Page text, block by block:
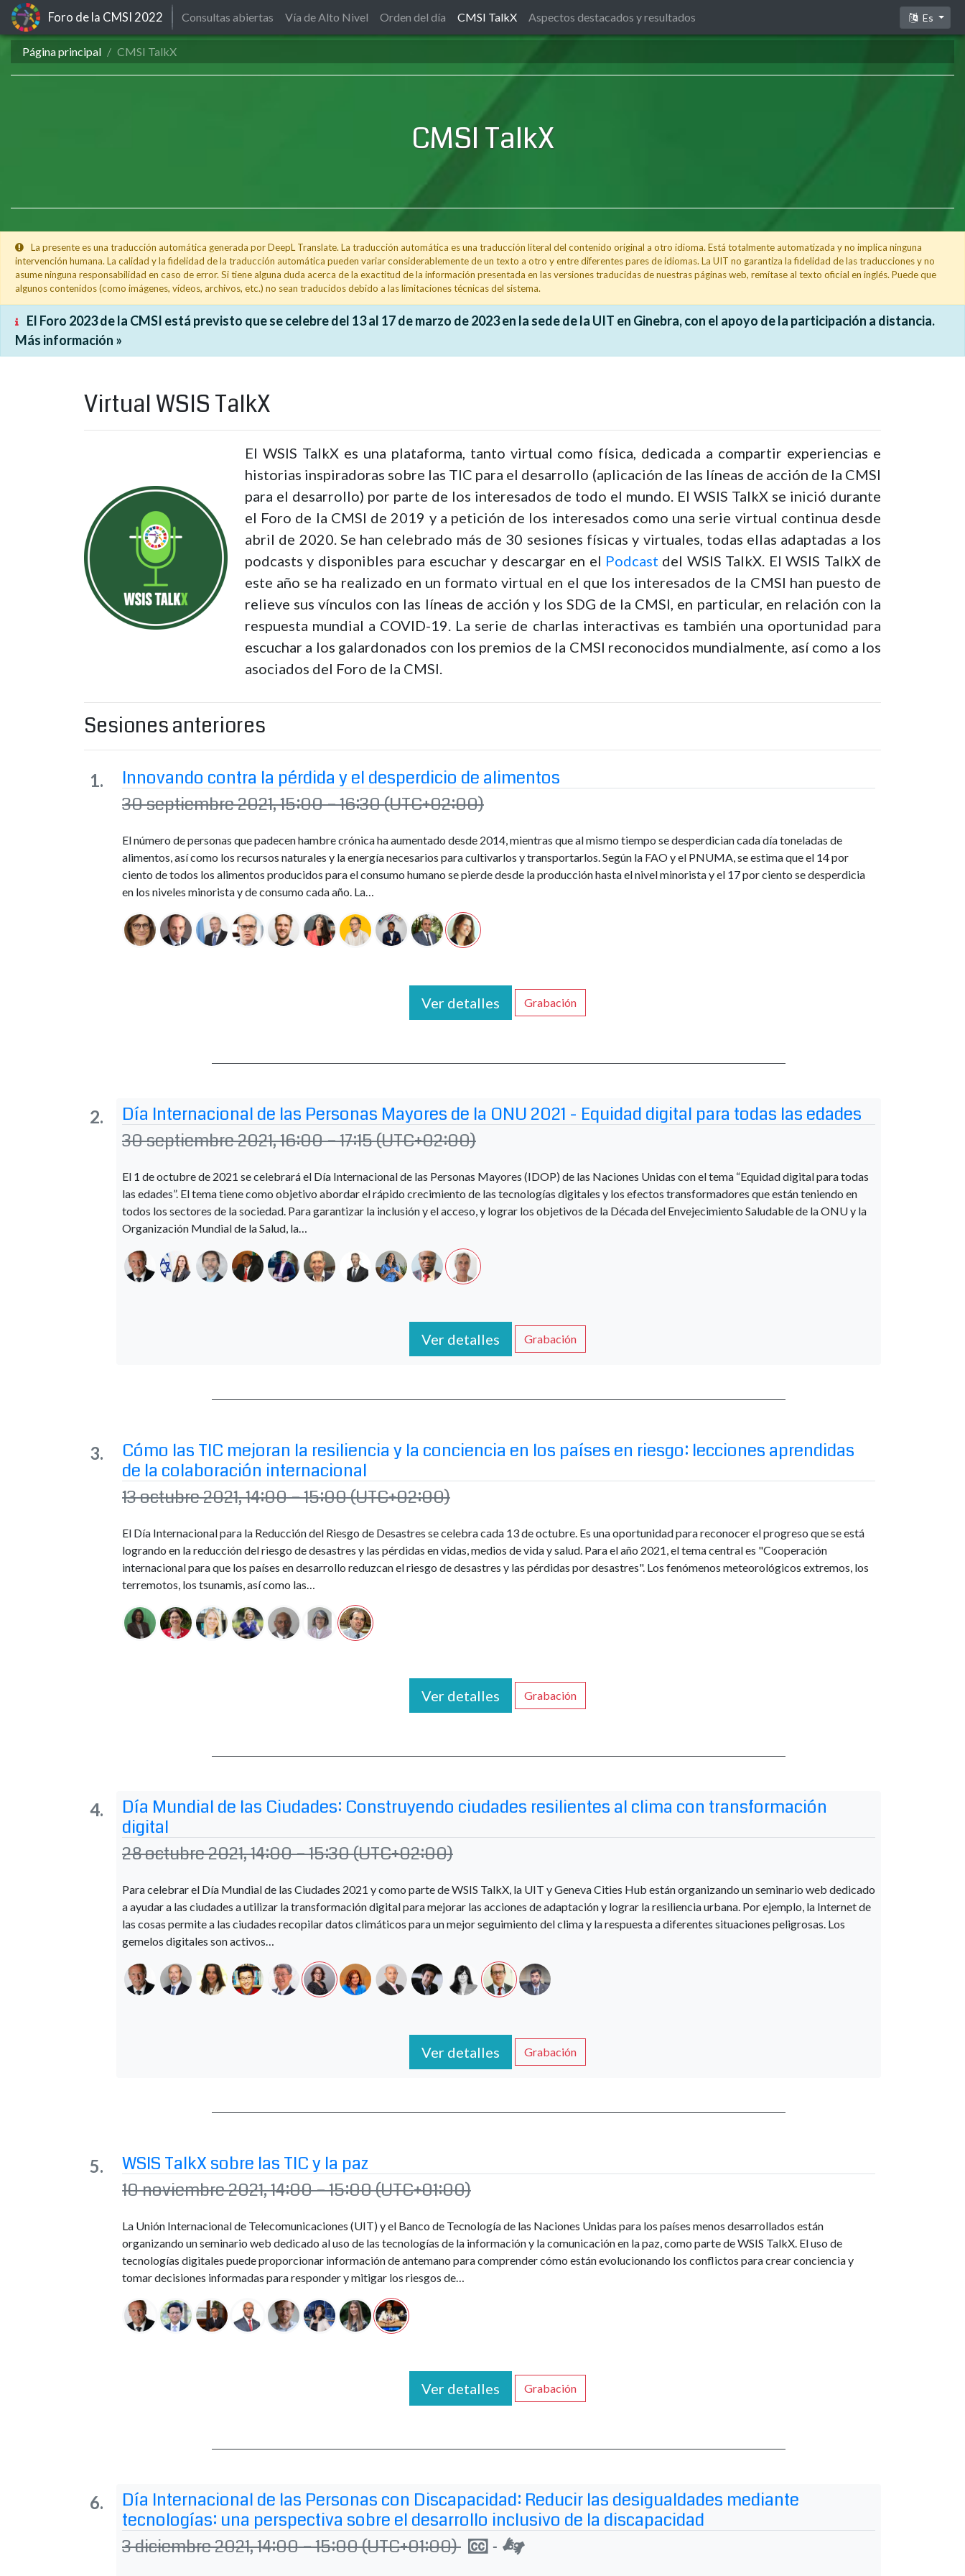
Página principal CMSI TalkX
CMSI TalkX
La presente es una traducción automática generada por DeepL Translate. La traducción automática es una traducción literal del contenido original a otro idioma. Está totalmente automatizada y no implica ninguna
intervención humana. La calidad y la fidelidad de la traducción automática pueden variar considerablemente de un texto a otro y entre diferentes pares de idiomas. La UIT no garantiza la fidelidad de las traducciones y no
asume ninguna responsabilidad en caso de error. Si tiene alguna duda acerca de la exactitud de la información presentada en las versiones traducidas de nuestras páginas web, remítase al texto oficial en inglés. Puede que
algunos contenidos (como imágenes, vídeos, archivos, etc.) no sean traducidos debido a las limitaciones técnicas del sistema.
El Foro 2023 de la CMSI está previsto que se celebre del 13 al 17 de marzo de 2023 en la sede de la UIT en Ginebra, con el apoyo de la participación a distancia.
Más información »
Virtual WSIS TalkX
El WSIS TalkX es una plataforma, tanto virtual como física, dedicada a compartir experiencias e
historias inspiradoras sobre las TIC para el desarrollo (aplicación de las líneas de acción de la CMSI
para el desarrollo) por parte de los interesados de todo el mundo. El WSIS TalkX se inició durante
el Foro de la CMSI de 2019 y a petición de los interesados como una serie virtual continua desde
abril de 2020. Se han celebrado más de 30 sesiones físicas y virtuales, todas ellas adaptadas a los
podcasts y disponibles para escuchar y descargar en el Podcast del WSIS TalkX. El WSIS TalkX de
este año se ha realizado en un formato virtual en el que los interesados de la CMSI han puesto de
relieve sus vínculos con las líneas de acción y los SDG de la CMSI, en particular, en relación con la
respuesta mundial a COVID-19. La serie de charlas interactivas es también una oportunidad para
escuchar a los galardonados con los premios de la CMSI reconocidos mundialmente, así como a los
asociados del Foro de la CMSI.
Sesiones anteriores
Innovando contra la pérdida y el desperdicio de alimentos
30 septiembre 2021, 15:00 – 16:30(UTC+02:00)
El número de personas que padecen hambre crónica ha aumentado desde 2014, mientras que al mismo tiempo se desperdician cada día toneladas de
alimentos, así como los recursos naturales y la energía necesarios para cultivarlos y transportarlos. Según la FAO y el PNUMA, se estima que el 14 por
ciento de todos los alimentos producidos para el consumo humano se pierde desde la producción hasta el nivel minorista y el 17 por ciento se desperdicia
en los niveles minorista y de consumo cada año. La…
Ver detalles Grabación
Día Internacional de las Personas Mayores de la ONU 2021 - Equidad digital para todas las edades
30 septiembre 2021, 16:00 – 17:15(UTC+02:00)
El 1 de octubre de 2021 se celebrará el Día Internacional de las Personas Mayores (IDOP) de las Naciones Unidas con el tema “Equidad digital para todas
las edades”. El tema tiene como objetivo abordar el rápido crecimiento de las tecnologías digitales y los efectos transformadores que están teniendo en
todos los sectores de la sociedad. Para garantizar la inclusión y el acceso, y lograr los objetivos de la Década del Envejecimiento Saludable de la ONU y la
Organización Mundial de la Salud, la…
Ver detalles Grabación
Cómo las TIC mejoran la resiliencia y la conciencia en los países en riesgo: lecciones aprendidas
de la colaboración internacional
13 octubre 2021, 14:00 – 15:00(UTC+02:00)
El Día Internacional para la Reducción del Riesgo de Desastres se celebra cada 13 de octubre. Es una oportunidad para reconocer el progreso que se está
logrando en la reducción del riesgo de desastres y las pérdidas en vidas, medios de vida y salud. Para el año 2021, el tema central es "Cooperación
internacional para que los países en desarrollo reduzcan el riesgo de desastres y las pérdidas por desastres". Los fenómenos meteorológicos extremos, los
terremotos, los tsunamis, así como las…
Ver detalles Grabación
Día Mundial de las Ciudades: Construyendo ciudades resilientes al clima con transformación
digital
28 octubre 2021, 14:00 – 15:30(UTC+02:00)
Para celebrar el Día Mundial de las Ciudades 2021 y como parte de WSIS TalkX, la UIT y Geneva Cities Hub están organizando un seminario web dedicado
a ayudar a las ciudades a utilizar la transformación digital para mejorar las acciones de adaptación y lograr la resiliencia urbana. Por ejemplo, la Internet de
las cosas permite a las ciudades recopilar datos climáticos para un mejor seguimiento del clima y la respuesta a diferentes situaciones peligrosas. Los
gemelos digitales son activos…
Ver detalles Grabación
WSIS TalkX sobre las TIC y la paz
10 noviembre 2021, 14:00 – 15:00(UTC+01:00)
La Unión Internacional de Telecomunicaciones (UIT) y el Banco de Tecnología de las Naciones Unidas para los países menos desarrollados están
organizando un seminario web dedicado al uso de las tecnologías de la información y la comunicación en la paz, como parte de WSIS TalkX. El uso de
tecnologías digitales puede proporcionar información de antemano para comprender cómo están evolucionando los conflictos para crear conciencia y
tomar decisiones informadas para responder y mitigar los riesgos de…
Ver detalles Grabación
Día Internacional de las Personas con Discapacidad: Reducir las desigualdades mediante
tecnologías: una perspectiva sobre el desarrollo inclusivo de la discapacidad
3 diciembre 2021, 14:00 – 15:00(UTC+01:00) Subtitulado en tiempo real por los humanos
Foro de la CMSI 2022 Es
Consultas abiertas Vía de Alto Nivel Orden del día CMSI TalkX Aspectos destacados y resultados